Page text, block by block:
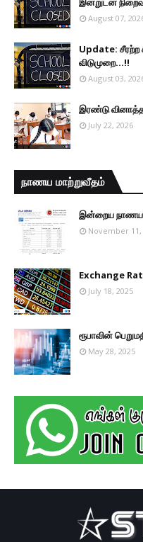
August 07,
Update: சீரற்ற
விடுமுறை...!!
August 03,
இரண்டு
July 22, 2026
நாணய மாற்றுவீதம்
இன்றைய நாணய
November 11,
Exchange
July 18, 2025
ரூபாவின்
May 28, 2025